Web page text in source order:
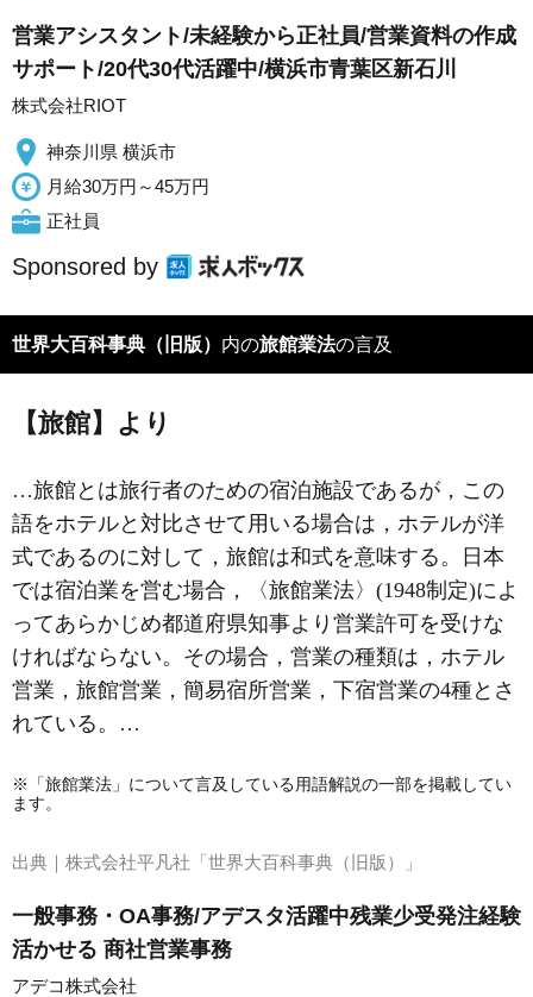
営業アシスタント/未経験から正社員/営業資料の作成
サポート/20代30代活躍中/横浜市青葉区新石川
株式会社RIOT
神奈川県 横浜市
月給30万円～45万円
正社員
Sponsored by
世界大百科事典（旧版） 内の旅館業法の言及
【旅館】より
…旅館とは旅行者のための宿泊施設であるが，この
語をホテルと対比させて用いる場合は，ホテルが洋
式であるのに対して，旅館は和式を意味する。日本
では宿泊業を営む場合，〈旅館業法〉(1948制定)によ
ってあらかじめ都道府県知事より営業許可を受けな
ければならない。その場合，営業の種類は，ホテル
営業，旅館営業，簡易宿所営業，下宿営業の4種とさ
れている。…
※「旅館業法」について言及している用語解説の一部を掲載してい
ます。
出典｜ 株式会社平凡社「世界大百科事典（旧版）」
一般事務・OA事務/アデスタ活躍中残業少受発注経験
活かせる 商社営業事務
アデコ株式会社